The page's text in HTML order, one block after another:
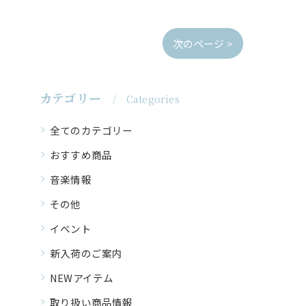
次のページ >
カテゴリー Categories
全てのカテゴリー
おすすめ商品
音楽情報
その他
イベント
新入荷のご案内
NEWアイテム
取り扱い商品情報